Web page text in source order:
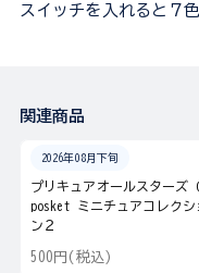
スイッチを入れると７
関連商品
2026年08月下旬
プリキュアオールスターズ
posket ミニチュアコレクシ
ン２
500円(税込)